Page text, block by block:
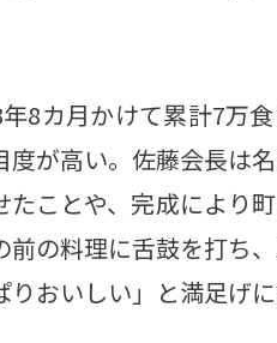
8カ月かけて累計7万
が高い。佐藤会長は
ことや、完成により
の料理に舌鼓を打ち
おいしい」と満足げに